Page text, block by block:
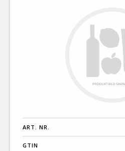
ART. NR.
GTIN